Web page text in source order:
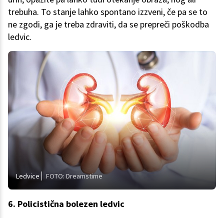
trebuha. To stanje lahko spontano izzveni, če pa se to
ne zgodi, ga je treba zdraviti, da se prepreči poškodba
ledvic.
Ledvice FOTO: Dreamstime
6. Policistična bolezen ledvic